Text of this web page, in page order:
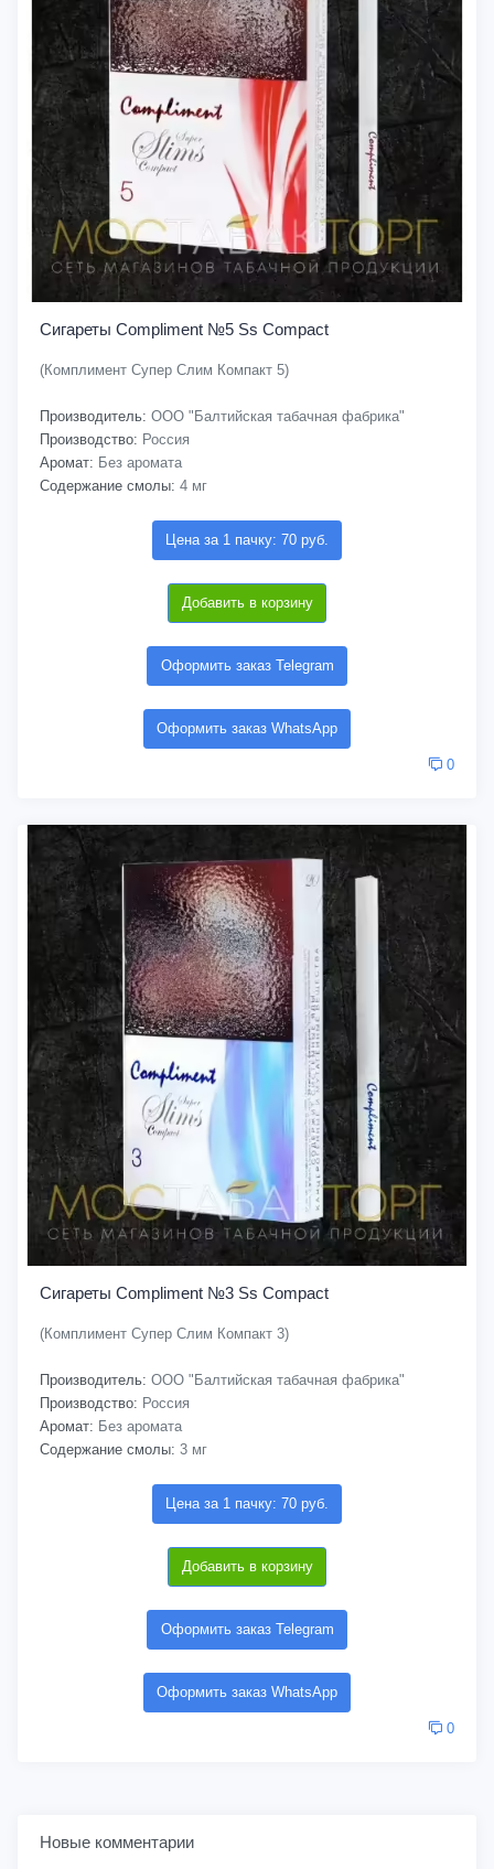
Сигареты Compliment №5 Ss Compact
(Комплимент Супер Слим Компакт 5)
Производитель: ООО "Балтийская табачная фабрика"
Производство: Россия
Аромат: Без аромата
Содержание смолы: 4 мг
Цена за 1 пачку: 70 руб.
Добавить в корзину
Оформить заказ Telegram
Оформить заказ WhatsApp
0
Сигареты Compliment №3 Ss Compact
(Комплимент Супер Слим Компакт 3)
Производитель: ООО "Балтийская табачная фабрика"
Производство: Россия
Аромат: Без аромата
Содержание смолы: 3 мг
Цена за 1 пачку: 70 руб.
Добавить в корзину
Оформить заказ Telegram
Оформить заказ WhatsApp
0
Новые комментарии